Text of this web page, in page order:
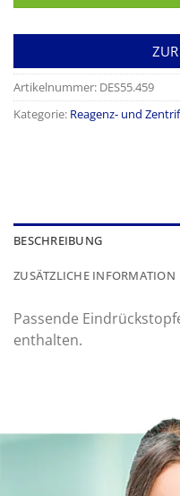
Artikelnummer: DES55.459
Kategorie: Reagenz- und
BESCHREIBUNG
ZUSÄTZLICHE INFORMATION
Passende
enthalten.